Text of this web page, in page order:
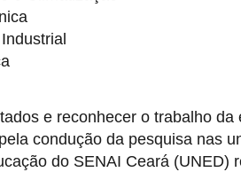
e reconhecer o trabalho da
condução da pesquisa nas
do SENAI Ceará (UNED)